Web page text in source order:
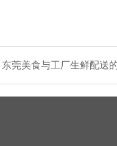
东莞美食与工厂生鲜配送